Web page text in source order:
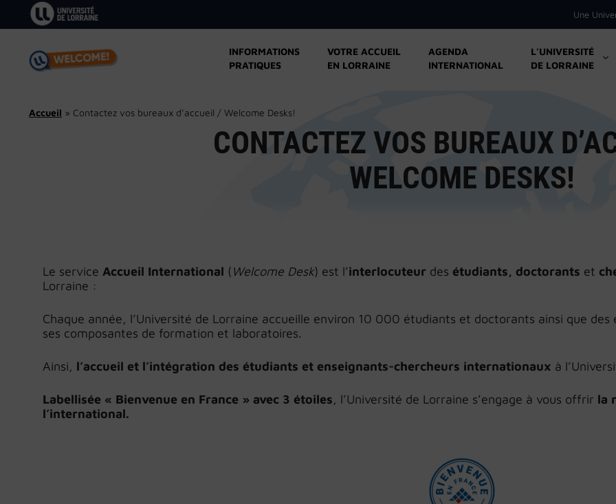
Une
INFORMATIONS
PRATIQUES
VOTRE ACCUEIL
EN LORRAINE
AGENDA
INTERNATIONAL
L’UNIVERSITÉ
DE LORRAINE
Accueil » Contactez vos bureaux d’accueil / Welcome Desks!
CONTACTEZ VOS BUREAUX
WELCOME DESKS!
Le service Accueil International (Welcome Desk) est l’interlocuteur des étudiants, doctorants et
Lorraine :
Chaque année, l’Université de Lorraine accueille environ 10 000 étudiants et doctorants ainsi que
ses composantes de formation et laboratoires.
Ainsi, l’accueil et l’intégration des étudiants et enseignants-chercheurs internationaux à
Labellisée « Bienvenue en France » avec 3 étoiles, l’Université de Lorraine s’engage à vous offrir la
l’international.